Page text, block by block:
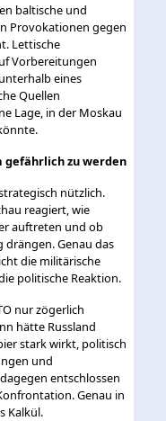
baltische und
Provokationen gegen
Lettische
Vorbereitungen
eines
Quellen
Lage, in der Moskau
gefährlich zu werden
nützlich.
reagiert, wie
auftreten und ob
drängen. Genau das
die militärische
politische Reaktion.
nur zögerlich
hätte Russland
stark wirkt, politisch
und
entschlossen
Genau in
Kalkül.